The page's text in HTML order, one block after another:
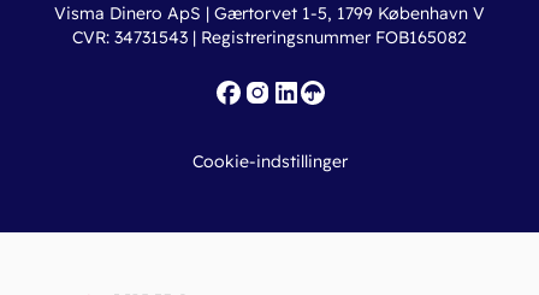
Erhvervslån
Fakturaskabeloner
Online regnskabskurser
Ny virksomhed
Iværksætterlegat
Visma Dinero ApS | Gærtorvet 1-5, 1799 København V
CVR: 34731543 | Registreringsnummer FOB165082
Cookie-indstillinger